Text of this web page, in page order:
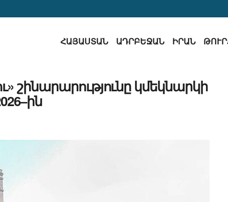
ՀԱՅԱՍՏԱՆ ԱԴՐԲԵՋԱՆ ԻՐԱՆ
շինարարությունը կմեկնարկի